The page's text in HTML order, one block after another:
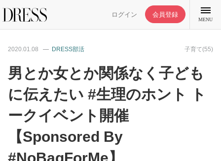
ログイン 会員登録
MENU
特集記事
DRESS部活
ライフスタイル
2020.01.08 DRESS部活 子育て(55)
男とか女とか関係なく子ども
に伝えたい #生理のホント ト
ークイベント開催
【Sponsored By